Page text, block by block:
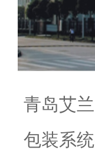
青岛艾
包装系